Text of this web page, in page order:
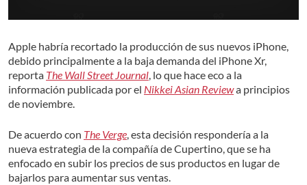
Apple habría recortado la producción de sus nuevos iPhone,
debido principalmente a la baja demanda del iPhone Xr,
reporta The Wall Street Journal, lo que hace eco a la
información publicada por el Nikkei Asian Reviewa principios
de noviembre.
De acuerdo con The Verge, esta decisión respondería a la
nueva estrategia de la compañía de Cupertino, que se ha
enfocado en subir los precios de sus productos en lugar de
bajarlos para aumentar sus ventas.